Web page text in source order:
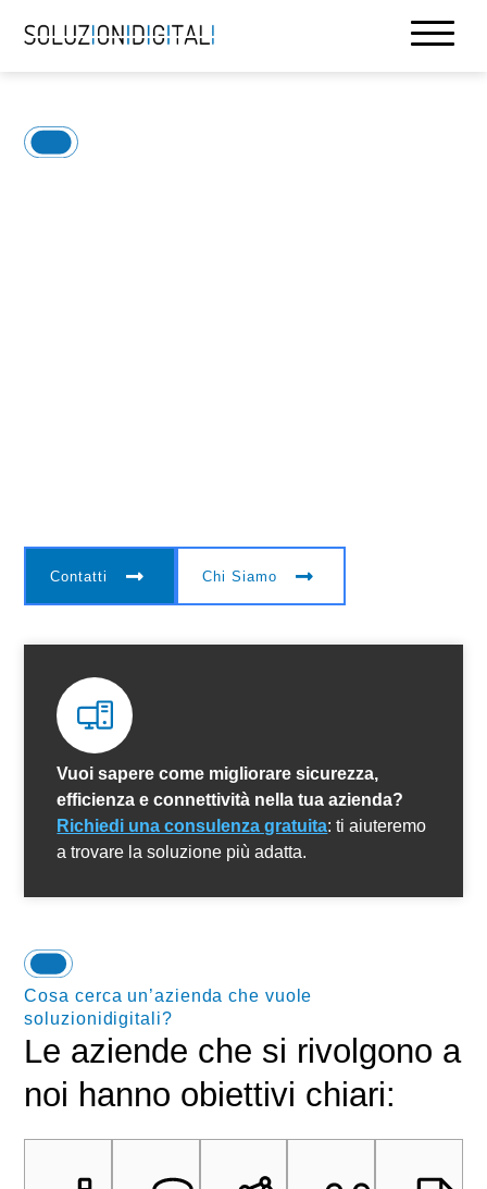
Contatti Chi Siamo
Vuoi sapere come migliorare sicurezza,
efficienza e connettività nella tua azienda?
Richiedi una consulenza gratuita: ti aiuteremo
a trovare la soluzione più adatta.
Cosa cerca un’azienda che vuole
soluzionidigitali?
Le aziende che si rivolgono a
noi hanno obiettivi chiari: